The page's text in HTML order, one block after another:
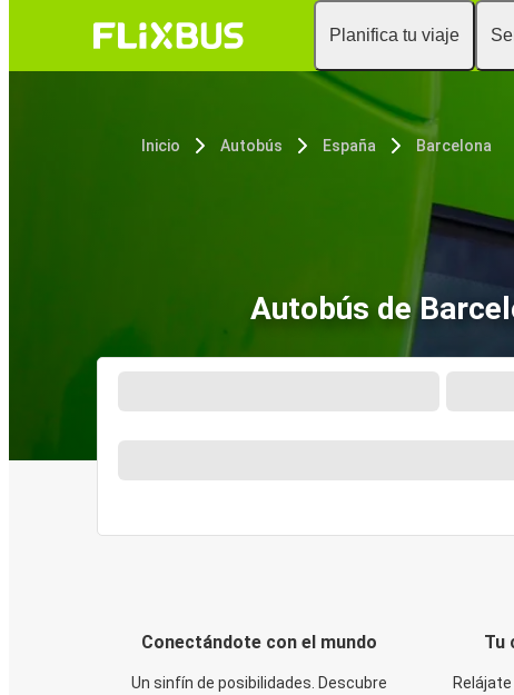
Planifica tu viaje
Inicio Autobús España Barcelona
Autobús de
Conectándote con el mundo
Un sinfín de posibilidades. Descubre
Tu